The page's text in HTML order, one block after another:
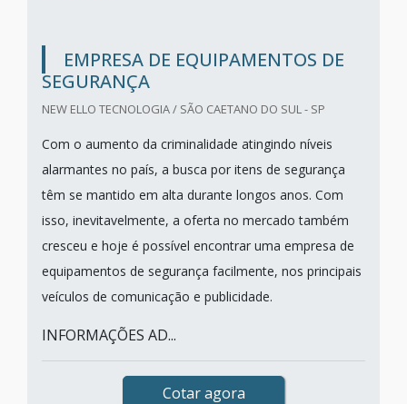
EMPRESA DE EQUIPAMENTOS DE
SEGURANÇA
NEW ELLO TECNOLOGIA / SÃO CAETANO DO SUL - SP
Com o aumento da criminalidade atingindo níveis
alarmantes no país, a busca por itens de segurança
têm se mantido em alta durante longos anos. Com
isso, inevitavelmente, a oferta no mercado também
cresceu e hoje é possível encontrar uma empresa de
equipamentos de segurança facilmente, nos principais
veículos de comunicação e publicidade.
INFORMAÇÕES AD...
Cotar agora